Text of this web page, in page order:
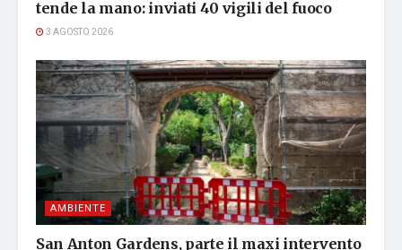
tende la mano: inviati 40 vigili del fuoco
3 AGOSTO 2026
AMBIENTE
San Anton Gardens, parte il maxi intervento